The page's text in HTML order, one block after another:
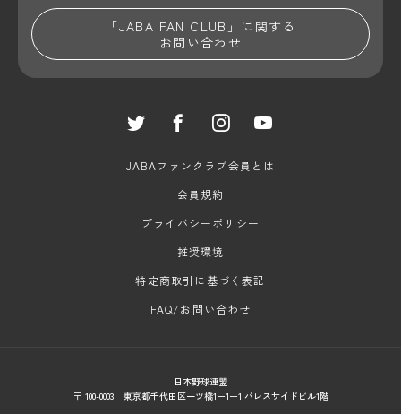
「JABA FAN CLUB」に関する
お問い合わせ
JABAファンクラブ会員とは
会員規約
プライバシーポリシー
推奨環境
特定商取引に基づく表記
FAQ/お問い合わせ
日本野球連盟
〒 100-0003 東京都千代田区一ツ橋1ー1ー1 パレスサイドビル1階